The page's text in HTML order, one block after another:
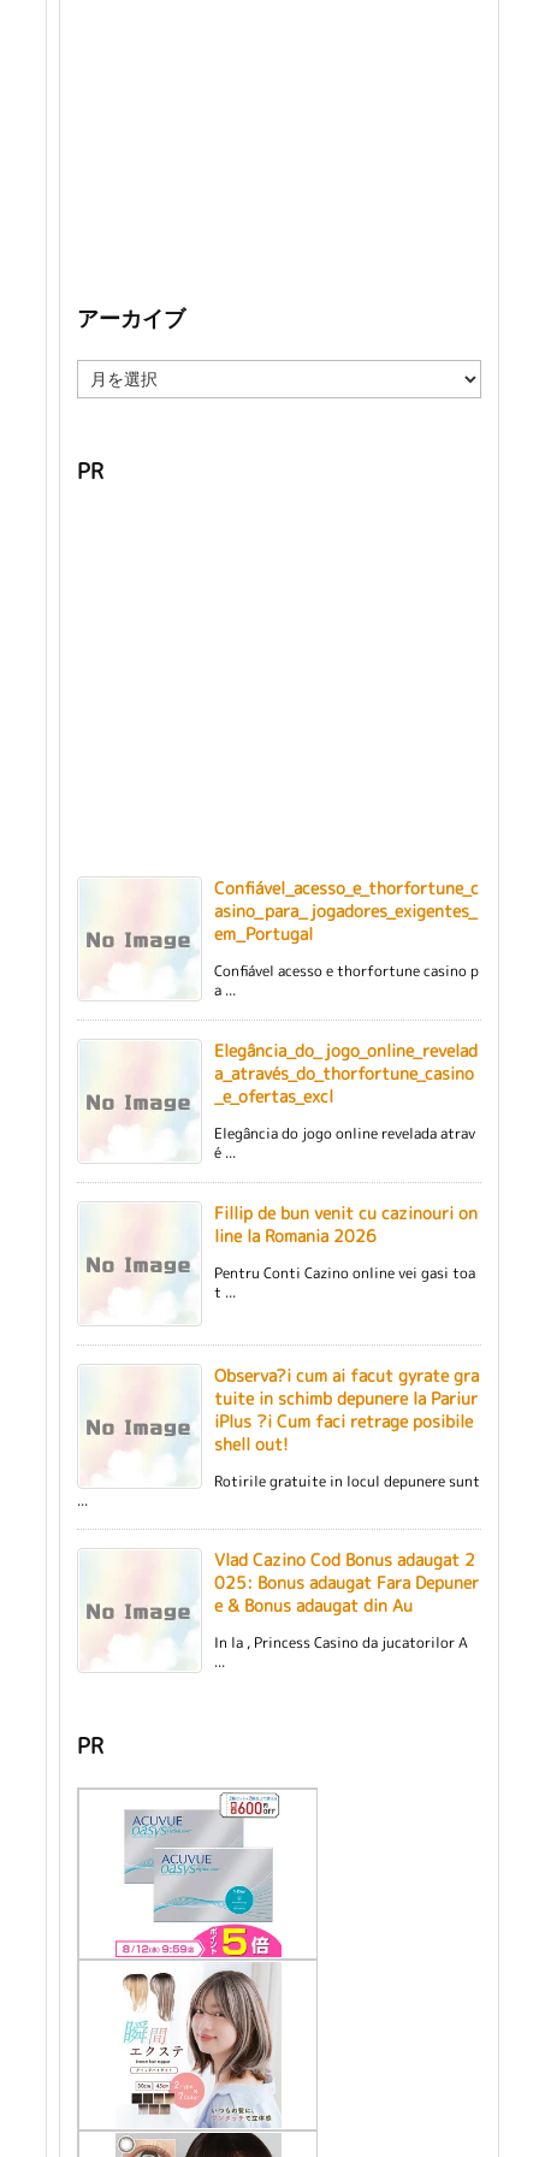
アーカイブ
ー
ブ
PR
Confiável_acesso_e_thorfortune_c
asino_para_jogadores_exigentes_
em_Portugal
Confiável acesso e thorfortune casino p
a ...
Elegância_do_jogo_online_revelad
a_através_do_thorfortune_casino
_e_ofertas_excl
Elegância do jogo online revelada atrav
é ...
Fillip de bun venit cu cazinouri on
line la Romania 2026
Pentru Conti Cazino online vei gasi toa
t ...
Observa?i cum ai facut gyrate gra
tuite in schimb depunere la Pariur
iPlus ?i Cum faci retrage posibile
shell out!
Rotirile gratuite in locul depunere sunt
...
Vlad Cazino Cod Bonus adaugat 2
025: Bonus adaugat Fara Depuner
e & Bonus adaugat din Au
In la , Princess Casino da jucatorilor A
...
PR